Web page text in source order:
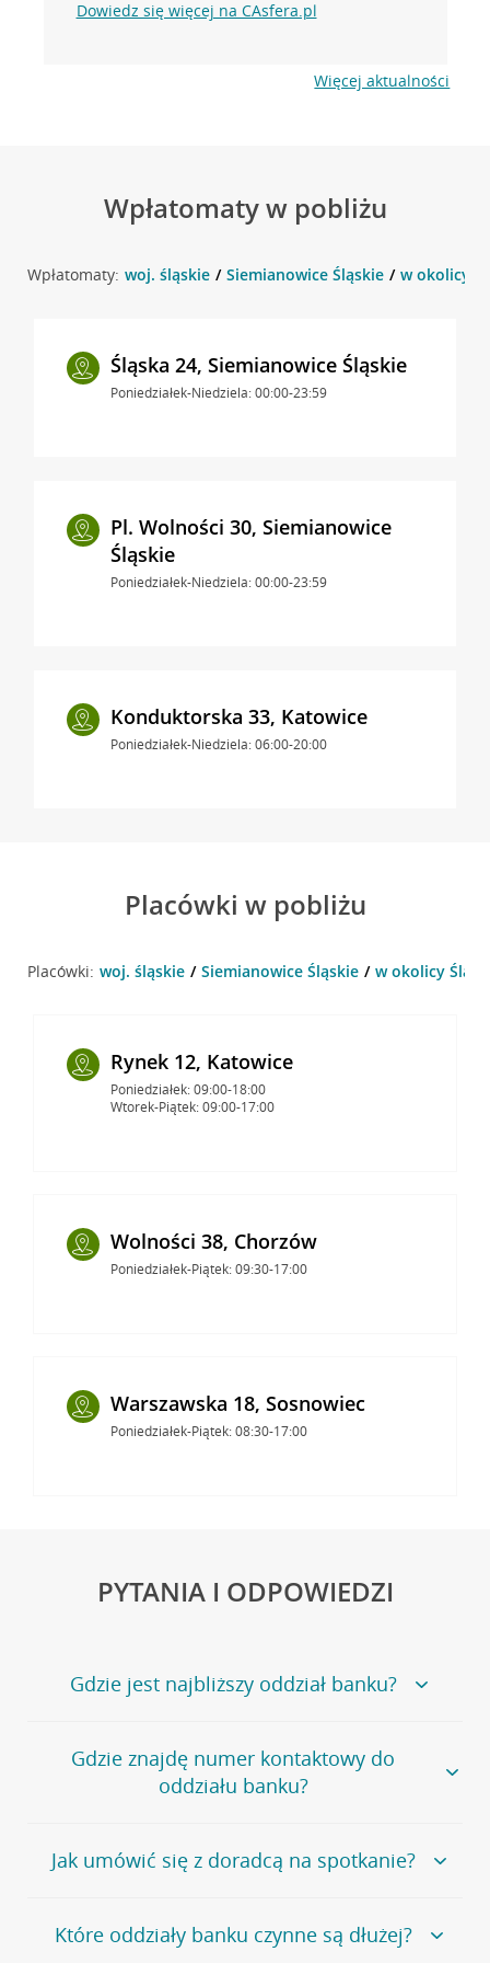
Dowiedz się więcej na CAsfera.pl
Więcej aktualności
Wpłatomaty w pobliżu
Wpłatomaty: woj. śląskie Siemianowice Śląskie w okolicy
Śląska 24, Siemianowice Śląskie
Poniedziałek-Niedziela: 00:00-23:59
Pl. Wolności 30, Siemianowice
Śląskie
Poniedziałek-Niedziela: 00:00-23:59
Konduktorska 33, Katowice
Poniedziałek-Niedziela: 06:00-20:00
Placówki w pobliżu
Placówki: woj. śląskie Siemianowice Śląskie w okolicy
Rynek 12, Katowice
Poniedziałek: 09:00-18:00
Wtorek-Piątek: 09:00-17:00
Wolności 38, Chorzów
Poniedziałek-Piątek: 09:30-17:00
Warszawska 18, Sosnowiec
Poniedziałek-Piątek: 08:30-17:00
PYTANIA I ODPOWIEDZI
Gdzie jest najbliższy oddział banku?
Jeśli szukasz oddziału naszego banku, zapraszamy na
stronęPlacówki i bankomaty, na której znajduje się
wygodna wyszukiwarka.
oddziałów
Gdzie znajdę numer kontaktowy do
oddziału banku?
Bank Credit Agricole nie udostępnia ogólnego numeru
telefonu do placówki bankowej.
umówienia się z doradcą w placówce bankowej .
Jak umówić się z doradcą na spotkanie?
Jeśli jesteś już naszym
klientemmożeszsamodzielnieumówić się na spotkanie z
Które oddziały banku czynne są dłużej?